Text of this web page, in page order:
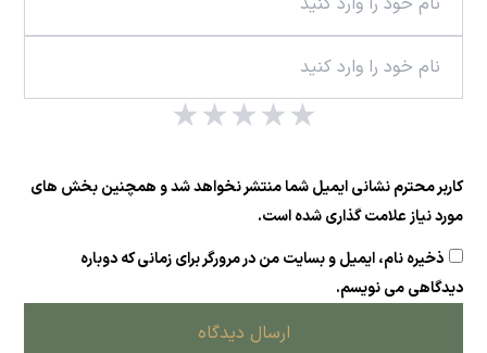
★
★
★
★
★
کاربر محترم نشانی ایمیل شما منتشر نخواهد شد و همچنین بخش های
مورد نیاز علامت گذاری شده است.
ذخیره نام، ایمیل و بسایت من در مرورگر برای زمانی که دوباره
دیدگاهی می نویسم.
ارسال دیدگاه